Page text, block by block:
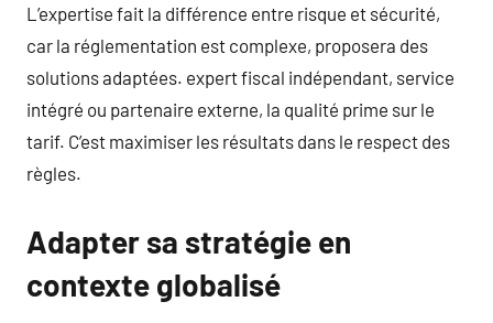
L’expertise fait la différence entre risque et sécurité,
car la réglementation est complexe, proposera des
solutions adaptées. expert fiscal indépendant, service
intégré ou partenaire externe, la qualité prime sur le
tarif. C’est maximiser les résultats dans le respect des
règles.
Adapter sa stratégie en
contexte globalisé